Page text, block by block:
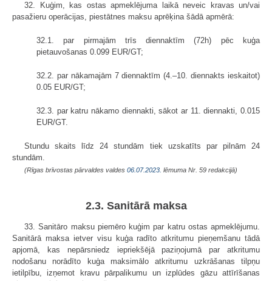
32. Kuģim, kas ostas apmeklējuma laikā neveic kravas un/vai
pasažieru operācijas, piestātnes maksu aprēķina šādā apmērā:
32.1. par pirmajām trīs diennaktīm (72h) pēc kuģa
pietauvošanas 0.099 EUR/GT;
32.2. par nākamajām 7 diennaktīm (4.–10. diennakts ieskaitot)
0.05 EUR/GT;
32.3. par katru nākamo diennakti, sākot ar 11. diennakti, 0.015
EUR/GT.
Stundu skaits līdz 24 stundām tiek uzskatīts par pilnām 24
stundām.
(Rīgas brīvostas pārvaldes valdes 06.07.2023. lēmuma Nr. 59 redakcijā)
2.3. Sanitārā maksa
33. Sanitāro maksu piemēro kuģim par katru ostas apmeklējumu.
Sanitārā maksa ietver visu kuģa radīto atkritumu pieņemšanu tādā
apjomā, kas nepārsniedz iepriekšējā paziņojumā par atkritumu
nodošanu norādīto kuģa maksimālo atkritumu uzkrāšanas tilpņu
ietilpību, izņemot kravu pārpalikumu un izplūdes gāzu attīrīšanas